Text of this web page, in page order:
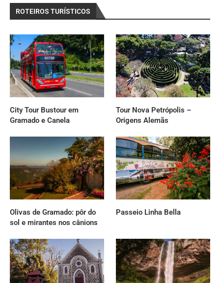
ROTEIROS TURÍSTICOS
City Tour Bustour em
Gramado e Canela
Tour Nova Petrópolis –
Origens Alemãs
Olivas de Gramado: pôr do
sol e mirantes nos cânions
Passeio Linha Bella